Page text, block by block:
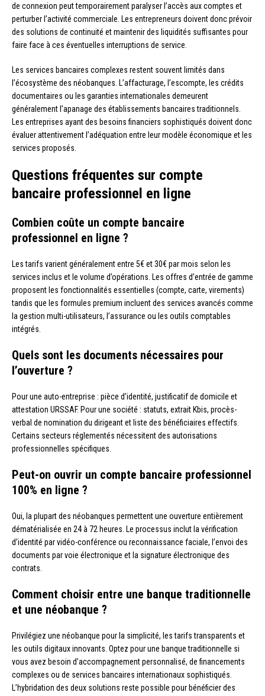
de connexion peut temporairement paralyser l’accès aux comptes et
perturber l’activité commerciale. Les entrepreneurs doivent donc prévoir
des solutions de continuité et maintenir des liquidités suffisantes pour
faire face à ces éventuelles interruptions de service.
Les services bancaires complexes restent souvent limités dans
l’écosystème des néobanques. L’affacturage, l’escompte, les crédits
documentaires ou les garanties internationales demeurent
généralement l’apanage des établissements bancaires traditionnels.
Les entreprises ayant des besoins financiers sophistiqués doivent donc
évaluer attentivement l’adéquation entre leur modèle économique et les
services proposés.
Questions fréquentes sur compte
bancaire professionnel en ligne
Combien coûte un compte bancaire
professionnel en ligne ?
Les tarifs varient généralement entre 5€ et 30€ par mois selon les
services inclus et le volume d’opérations. Les offres d’entrée de gamme
proposent les fonctionnalités essentielles (compte, carte, virements)
tandis que les formules premium incluent des services avancés comme
la gestion multi-utilisateurs, l’assurance ou les outils comptables
intégrés.
Quels sont les documents nécessaires pour
l’ouverture ?
Pour une auto-entreprise : pièce d’identité, justificatif de domicile et
attestation URSSAF. Pour une société : statuts, extrait Kbis, procès-
verbal de nomination du dirigeant et liste des bénéficiaires effectifs.
Certains secteurs réglementés nécessitent des autorisations
professionnelles spécifiques.
Peut-on ouvrir un compte bancaire professionnel
100% en ligne ?
Oui, la plupart des néobanques permettent une ouverture entièrement
dématérialisée en 24 à 72 heures. Le processus inclut la vérification
d’identité par vidéo-conférence ou reconnaissance faciale, l’envoi des
documents par voie électronique et la signature électronique des
contrats.
Comment choisir entre une banque traditionnelle
et une néobanque ?
Privilégiez une néobanque pour la simplicité, les tarifs transparents et
les outils digitaux innovants. Optez pour une banque traditionnelle si
vous avez besoin d’accompagnement personnalisé, de financements
complexes ou de services bancaires internationaux sophistiqués.
L’hybridation des deux solutions reste possible pour bénéficier des